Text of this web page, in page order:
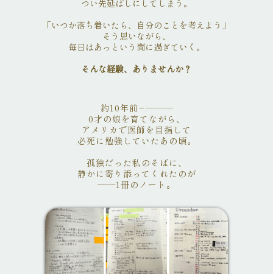
つい先延ばしにしてしまう。
「いつか落ち着いたら、自分のことを考えよう」
そう思いながら、
毎日はあっという間に過ぎていく。
そんな経験、ありませんか？
約10年前−―――
0才の娘を育てながら、
アメリカで医師を目指して
必死に勉強していたあの頃。
孤独だった私のそばに、
静かに寄り添ってくれたのが
――1冊のノート。